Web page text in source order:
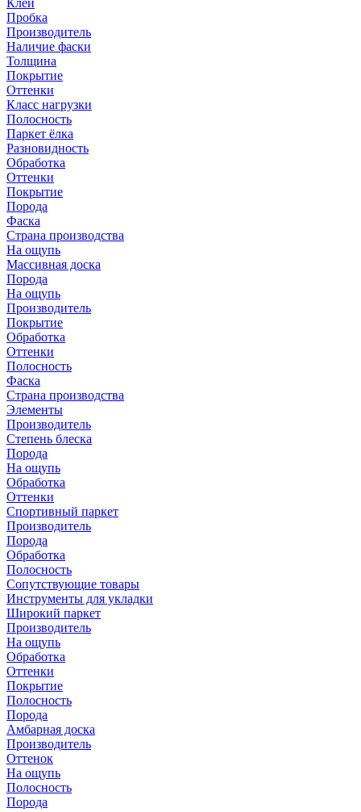
Клей
Пробка
Производитель
Наличие фаски
Толщина
Покрытие
Оттенки
Класс нагрузки
Полосность
Паркет ёлка
Разновидность
Обработка
Оттенки
Покрытие
Порода
Фаска
Страна производства
На ощупь
Массивная доска
Порода
На ощупь
Производитель
Покрытие
Обработка
Оттенки
Полосность
Фаска
Страна производства
Элементы
Производитель
Степень блеска
Порода
На ощупь
Обработка
Оттенки
Спортивный паркет
Производитель
Порода
Обработка
Полосность
Сопутствующие товары
Инструменты для укладки
Широкий паркет
Производитель
На ощупь
Обработка
Оттенки
Покрытие
Полосность
Порода
Амбарная доска
Производитель
Оттенок
На ощупь
Полосность
Порода